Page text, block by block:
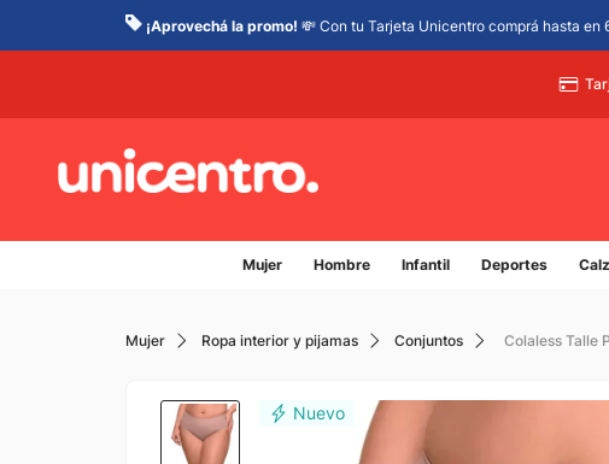
¡Aprovechá la promo! 💸 Con tu Tarjeta Unicentro comprá hasta en
Mujer Hombre Infantil Deportes
Mujer Ropa interior y pijamas Conjuntos Colaless Talle
Términos